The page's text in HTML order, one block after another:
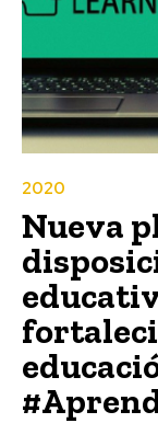
2020
Nueva